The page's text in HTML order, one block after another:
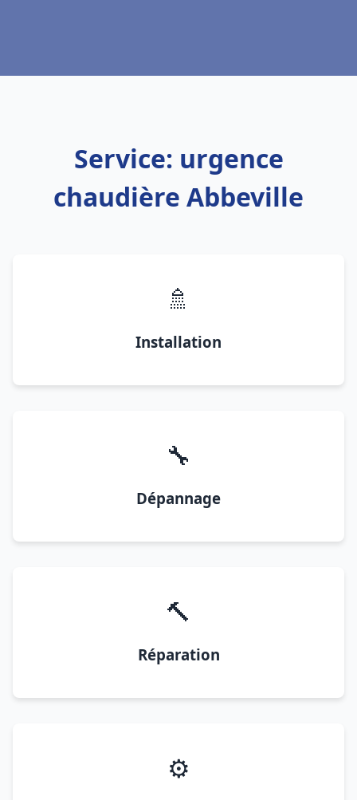
Service: urgence
chaudière Abbeville
🚿
Installation
🔧
Dépannage
🔨
Réparation
⚙️